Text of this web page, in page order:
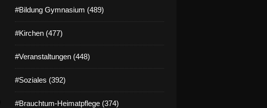
#Bildung Gymnasium (489)
#Kirchen (477)
#Veranstaltungen (448)
#Soziales (392)
#Brauchtum-Heimatpflege (374)